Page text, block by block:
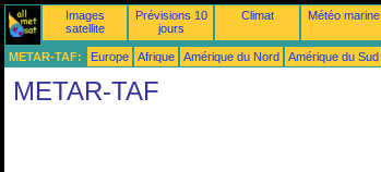
Images
satellite
Prévisions 10
jours
Climat Météo marine
METAR-TAF: Europe Afrique Amérique du Nord Amérique du Sud
METAR-TAF